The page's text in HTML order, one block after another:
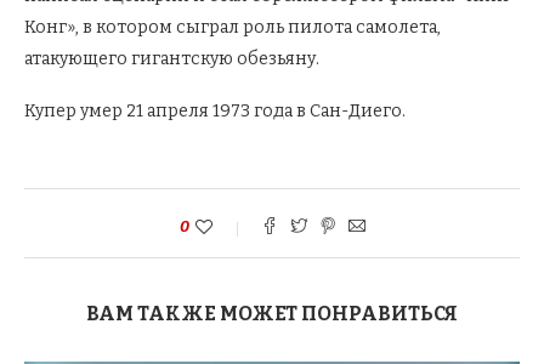
Конг», в котором сыграл роль пилота самолета,
атакующего гигантскую обезьяну.
Купер умер 21 апреля 1973 года в Сан-Диего.
0
ВАМ ТАКЖЕ МОЖЕТ ПОНРАВИТЬСЯ